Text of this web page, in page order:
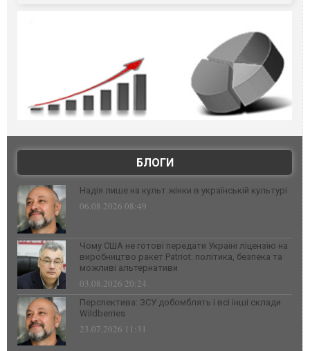
БЛОГИ
Надія лише на культ жінки в українській культурі
06.08.2026 08:49
Чому США не готові передати Україні ліцензію на
виробництво ракет Patriot: політика, безпека та
можливі альтернативи
03.08.2026 20:24
Перспектива: ЗСУ добомблять і всі інші склади
Wildberries
23.07.2026 11:31